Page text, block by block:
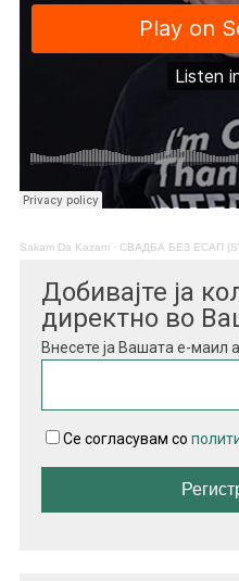
Sakam Da Kazam· СВАДБА БЕЗ ЕСАП
Добивајте ја
директно во
Внесете ја Вашата е-маил
Се согласувам со